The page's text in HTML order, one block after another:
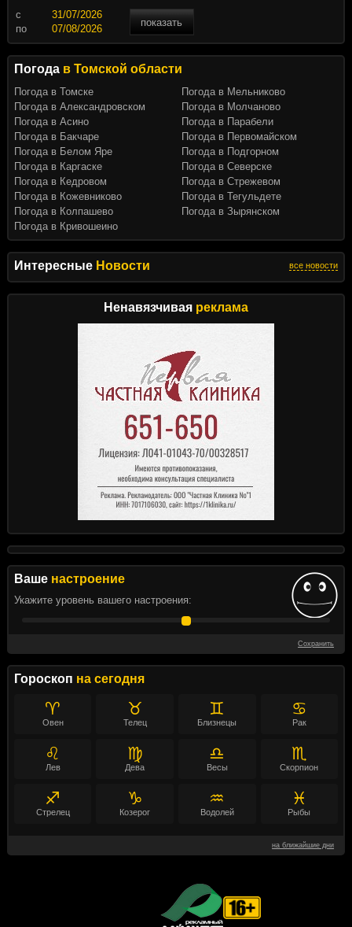
Интересные Новости все новости
Ненавязчивая реклама
Ваше настроение
Укажите уровень вашего настроения:
Сохранить
Гороскоп на сегодня
♈
Овен
♉
Телец
♊
Близнецы
♋
Рак
♌
Лев
♍
Дева
♎
Весы
♏
Скорпион
♐
Стрелец
♑
Козерог
♒
Водолей
♓
Рыбы
на ближайшие дни
c
показать
по
Погода в Томской области
Погода в Томске
Погода в Александровском
Погода в Асино
Погода в Бакчаре
Погода в Белом Яре
Погода в Каргаске
Погода в Кедровом
Погода в Кожевниково
Погода в Колпашево
Погода в Кривошеино
Погода в Мельниково
Погода в Молчаново
Погода в Парабели
Погода в Первомайском
Погода в Подгорном
Погода в Северске
Погода в Стрежевом
Погода в Тегульдете
Погода в Зырянском